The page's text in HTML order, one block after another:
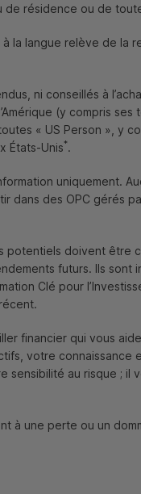
reporting une
potentiels de la
l’entreprise sur
la stabilité
La Task Force on
et
et de la
bas-carbone,
de résidence ou de
la langue relève de la
ni conseillés à
(y compris ses
« US Person », y
États-Unis*.
uniquement.
dans des OPC gérés
potentiels doivent être
futurs. Ils sont
Clé pour
financier qui vous
votre connaissance
sensibilité au risque ; il
à une perte ou un